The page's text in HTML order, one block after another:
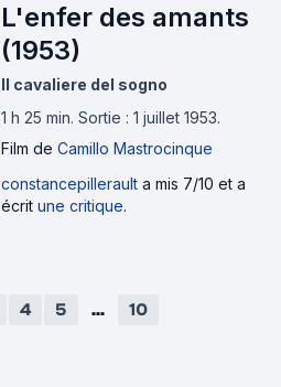
L'enfer des amants
(1953)
Il cavaliere del sogno
1 h 25 min. Sortie : 1 juillet 1953.
Film de Camillo Mastrocinque
constancepillerault a mis 7/10 et a
écrit une critique.
4 5 ... 10